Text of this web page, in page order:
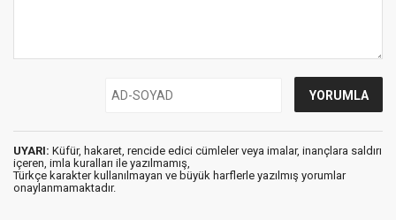
UYARI: Küfür, hakaret, rencide edici cümleler veya imalar, inançlara saldırı
içeren, imla kuralları ile yazılmamış,
Türkçe karakter kullanılmayan ve büyük harflerle yazılmış yorumlar
onaylanmamaktadır.